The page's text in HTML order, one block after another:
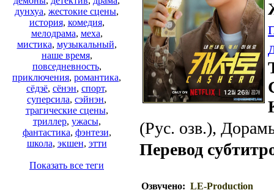
дунхуа, жестокие сцены,
история, комедия,
мелодрама, меха,
мистика, музыкальный,
наше время,
повседневность,
приключения, романтика,
сёдзё, сёнэн, спорт,
суперсила, сэйнэн,
трагические сцены,
триллер, ужасы,
фантастика, фэнтези,
школа, экшен, этти
Показать все теги
(Рус. озв.),
Перевод
Озвучено: LE-Production